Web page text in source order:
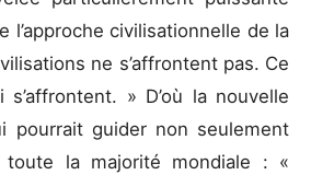
l’approche civilisationnelle de la
ne s’affrontent pas. Ce
» D’où la nouvelle
pourrait guider non seulement
toute la majorité mondiale : «